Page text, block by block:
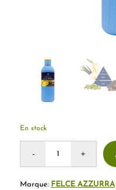
En stock
Marque: FELCE AZZURRA